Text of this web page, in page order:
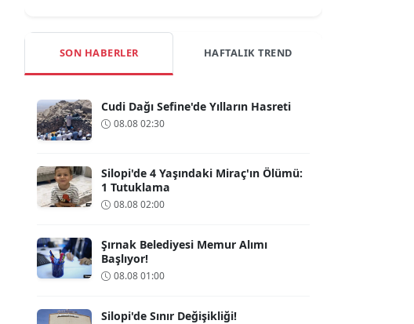
SON HABERLER HAFTALIK TREND
Cudi Dağı Sefine'de Yılların Hasreti
08.08 02:30
Silopi'de 4 Yaşındaki Miraç'ın Ölümü:
1 Tutuklama
08.08 02:00
Şırnak Belediyesi Memur Alımı
Başlıyor!
08.08 01:00
Silopi'de Sınır Değişikliği!